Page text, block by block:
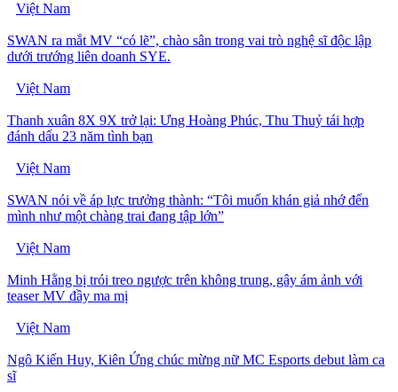
Việt Nam
SWAN ra mắt MV “có lẽ”, chào sân trong vai trò nghệ sĩ độc lập
dưới trướng liên doanh SYE.
Việt Nam
Thanh xuân 8X 9X trở lại: Ưng Hoàng Phúc, Thu Thuỷ tái hợp
đánh dấu 23 năm tình bạn
Việt Nam
SWAN nói về áp lực trưởng thành: “Tôi muốn khán giả nhớ đến
mình như một chàng trai đang tập lớn”
Việt Nam
Minh Hằng bị trói treo ngược trên không trung, gây ám ảnh với
teaser MV đầy ma mị
Việt Nam
Ngô Kiến Huy, Kiên Ứng chúc mừng nữ MC Esports debut làm ca
sĩ